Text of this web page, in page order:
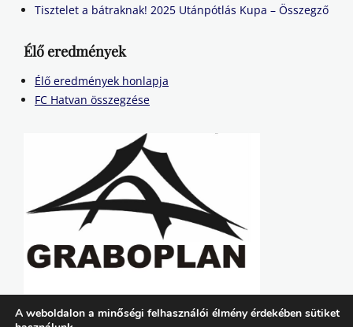
Tisztelet a bátraknak! 2025 Utánpótlás Kupa – Összegző
Élő eredmények
Élő eredmények honlapja
FC Hatvan összegzése
A weboldalon a minőségi felhasználói élmény érdekében sütiket